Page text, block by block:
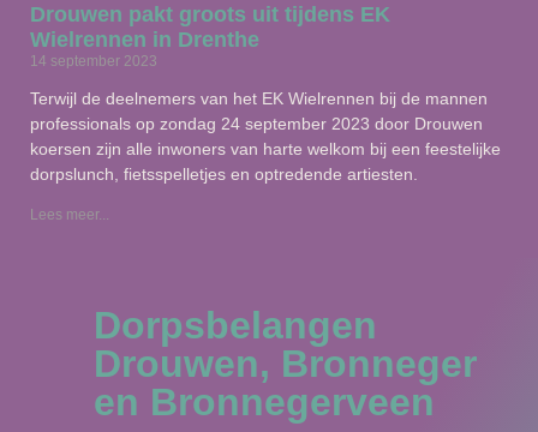
Drouwen pakt groots uit tijdens EK
Wielrennen in Drenthe
14 september 2023
Terwijl de deelnemers van het EK Wielrennen bij de mannen
professionals op zondag 24 september 2023 door Drouwen
koersen zijn alle inwoners van harte welkom bij een feestelijke
dorpslunch, fietsspelletjes en optredende artiesten.
Lees meer...
Dorpsbelangen
Drouwen, Bronneger
en Bronnegerveen